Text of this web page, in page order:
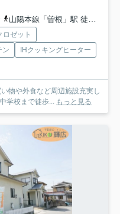
山陽本線「曽根」駅 徒歩26分
ロゼット
ン
IHクッキングヒーター
物や外食など周辺施設充実し
学校まで徒歩...
もっと見る